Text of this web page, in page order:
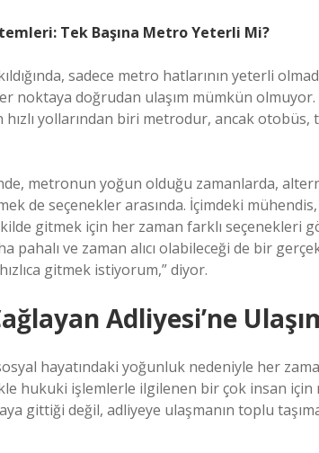
Tek Başına Metro Yeterli Mi?
sadece metro hatlarının yeterli
noktaya doğrudan ulaşım mümkün
hızlı yollarından biri metrodur, ancak
metronun yoğun olduğu zamanlarda,
de seçenekler arasında. İçimdeki
gitmek için her zaman farklı seçenekleri
pahalı ve zaman alıcı olabileceği de bir
gitmek istiyorum,” diyor.
Adliyesi’ne
hayatındaki yoğunluk nedeniyle her
hukuki işlemlerle ilgilenen bir çok insan
gittiği değil, adliyeye ulaşmanın toplu taşıma